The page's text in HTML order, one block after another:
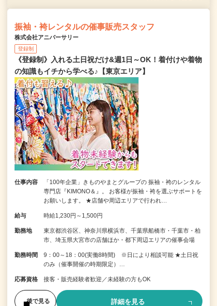
振袖・袴レンタルの催事販売スタッフ
株式会社アニバーサリー
登録制
《登録制》入れる土日祝だけ&週1日～OK！着付けや着物
の知識もイチから学べる♪【東京エリア】
仕事内容
「100年企業」きものやまとグループの 振袖・袴のレンタル
専門店『KIMONO＆』。 お客様が振袖・袴を選ぶサポートを
お願いします。 ★店舗や周辺エリアで行われ…
給与 時給1,230円～1,500円
勤務地
東京都渋谷区、神奈川県横浜市、千葉県船橋市・千葉市・柏
市、埼玉県大宮市の店舗ほか・都下周辺エリアの催事会場
勤務時間
9：00～18：00(実働8時間) ※日により相談可能 ★土日祝
のみ（催事開催の時期限定）…
応募資格 接客・販売経験者歓迎／未経験の方もOK
後で見る 詳細を見る